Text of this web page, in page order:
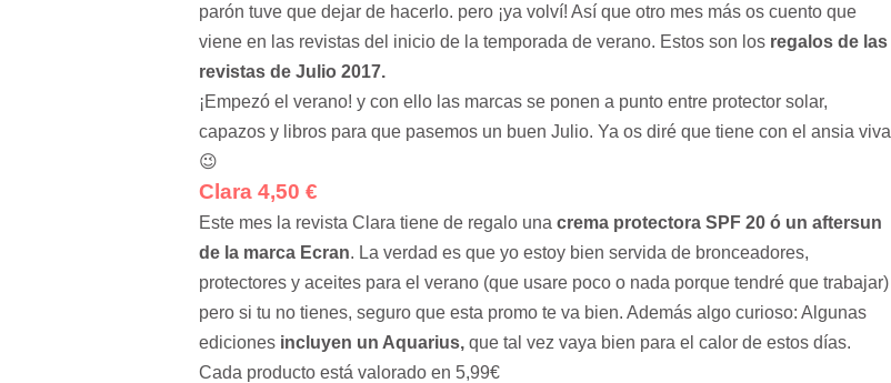
parón tuve que dejar de hacerlo. pero ¡ya volví! Así que otro mes más os cuento que
viene en las revistas del inicio de la temporada de verano. Estos son los regalos de las
revistas de Julio 2017.
¡Empezó el verano! y con ello las marcas se ponen a punto entre protector solar,
capazos y libros para que pasemos un buen Julio. Ya os diré que tiene con el ansia viva
😉
Clara 4,50 €
Este mes la revista Clara tiene de regalo una crema protectora SPF 20 ó un aftersun
de la marca Ecran. La verdad es que yo estoy bien servida de bronceadores,
protectores y aceites para el verano (que usare poco o nada porque tendré que trabajar)
pero si tu no tienes, seguro que esta promo te va bien. Además algo curioso: Algunas
edicionesincluyen un Aquarius,que tal vez vaya bien para el calor de estos días.
Cada producto está valorado en 5,99€